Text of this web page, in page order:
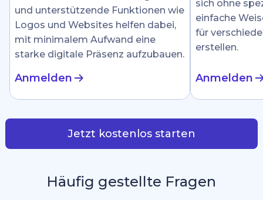
und unterstützende Funktionen wie
Logos und Websites helfen dabei,
mit minimalem Aufwand eine
starke digitale Präsenz aufzubauen.
Anmelden
sich ohne
einfache
für
erstellen.
Anmelden
Jetzt kostenlos starten
Häufig gestellte Fragen